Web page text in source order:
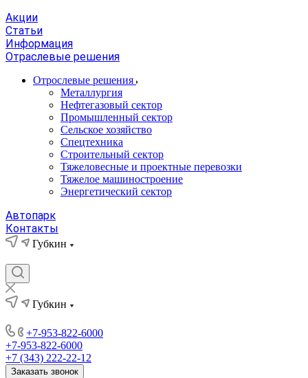
Акции
Статьи
Информация
Отраслевые решения
Отрослевые решения
Металлургия
Нефтегазовый сектор
Промышленный сектор
Сельское хозяйство
Спецтехника
Строительный сектор
Тяжеловесные и проектные перевозки
Тяжелое машиностроение
Энергетический сектор
Автопарк
Контакты
Губкин
Губкин
+7-953-822-6000
+7-953-822-6000
+7 (343) 222-22-12
Заказать звонок